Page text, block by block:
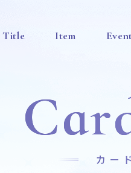
Title Item
カー